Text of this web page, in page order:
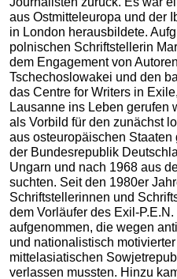
aus Ostmitteleuropa und der
in London herausbildete.
polnischen Schriftstellerin
dem Engagement von
Tschechoslowakei und den
das Centre for Writers in
Lausanne ins Leben gerufen
als Vorbild für den zunächst
aus osteuropäischen Staaten
der Bundesrepublik
Ungarn und nach 1968 aus
suchten. Seit den 1980er
Schriftstellerinnen und
dem Vorläufer des Exil-
aufgenommen, die wegen
und nationalistisch
mittelasiatischen
verlassen mussten. Hinzu